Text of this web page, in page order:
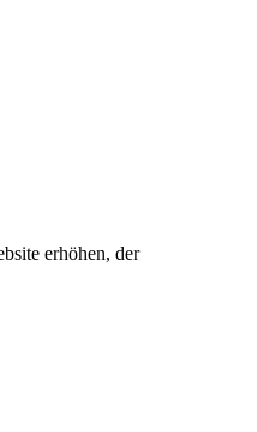
erhöhen, der